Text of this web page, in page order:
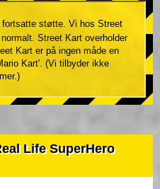
fortsatte støtte. Vi hos Street
Street Kart overholder
Kart er på ingen måde en
Kart'. (Vi tilbyder ikke
Life SuperHero